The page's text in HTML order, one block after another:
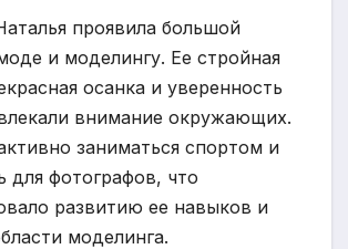
проявила большой
и моделингу. Ее стройная
осанка и уверенность
внимание окружающих.
заниматься спортом и
для фотографов, что
развитию ее навыков и
моделинга.